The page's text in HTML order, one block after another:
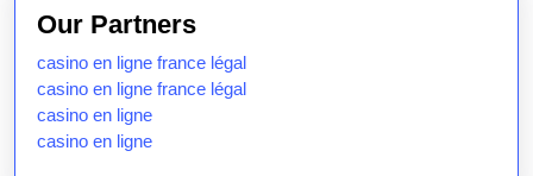
post:
Our Partners
casino en ligne france légal
casino en ligne france légal
casino en ligne
casino en ligne